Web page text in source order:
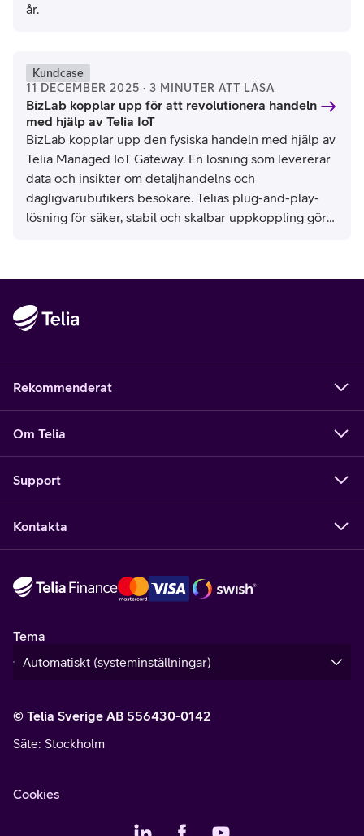
år.
Kundcase
11 DECEMBER 2025 · 3 MINUTER ATT LÄSA
BizLab kopplar upp för att revolutionera handeln
med hjälp av Telia IoT
BizLab kopplar upp den fysiska handeln med hjälp av
Telia Managed IoT Gateway. En lösning som levererar
data och insikter om detaljhandelns och
dagligvarubutikers besökare. Telias plug-and-play-
lösning för säker, stabil och skalbar uppkoppling gör
Rekommenderat
Om Telia
Support
Kontakta
Tema
© Telia Sverige AB 556430-0142
Säte: Stockholm
Cookies